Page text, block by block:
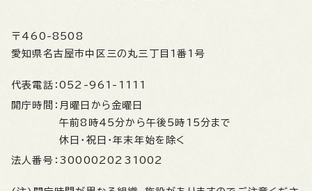
〒460-8508
愛知県名古屋市中区三の丸三丁目1番1号
代表電話： 052-961-1111
開庁時間： 月曜日から金曜日
午前8時45分から午後5時15分まで
休日・祝日・年末年始を除く
法人番号： 3000020231002